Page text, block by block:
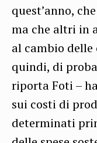
quest’anno,
ma che altri in
al cambio
quindi, di
riporta Foti –
sui costi di
determinati